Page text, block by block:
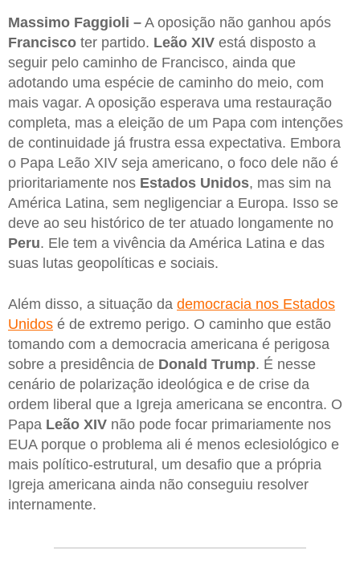
Massimo Faggioli – A oposição não ganhou após
Francisco ter partido. Leão XIV está disposto a
seguir pelo caminho de Francisco, ainda que
adotando uma espécie de caminho do meio, com
mais vagar. A oposição esperava uma restauração
completa, mas a eleição de um Papa com intenções
de continuidade já frustra essa expectativa. Embora
o Papa Leão XIV seja americano, o foco dele não é
prioritariamente nos Estados Unidos, mas sim na
América Latina, sem negligenciar a Europa. Isso se
deve ao seu histórico de ter atuado longamente no
Peru. Ele tem a vivência da América Latina e das
suas lutas geopolíticas e sociais.
Além disso, a situação da democracia nos Estados
Unidos é de extremo perigo. O caminho que estão
tomando com a democracia americana é perigosa
sobre a presidência de Donald Trump. É nesse
cenário de polarização ideológica e de crise da
ordem liberal que a Igreja americana se encontra. O
Papa Leão XIV não pode focar primariamente nos
EUA porque o problema ali é menos eclesiológico e
mais político-estrutural, um desafio que a própria
Igreja americana ainda não conseguiu resolver
internamente.